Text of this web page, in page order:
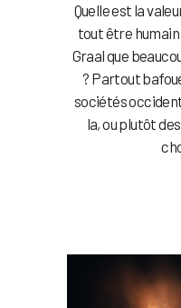
Quelle est la
tout être
Graal que
? Partout
sociétés
la, ou plutôt